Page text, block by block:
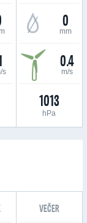
s
0
mm
0.4
m/s
1013
hPa
VEČER